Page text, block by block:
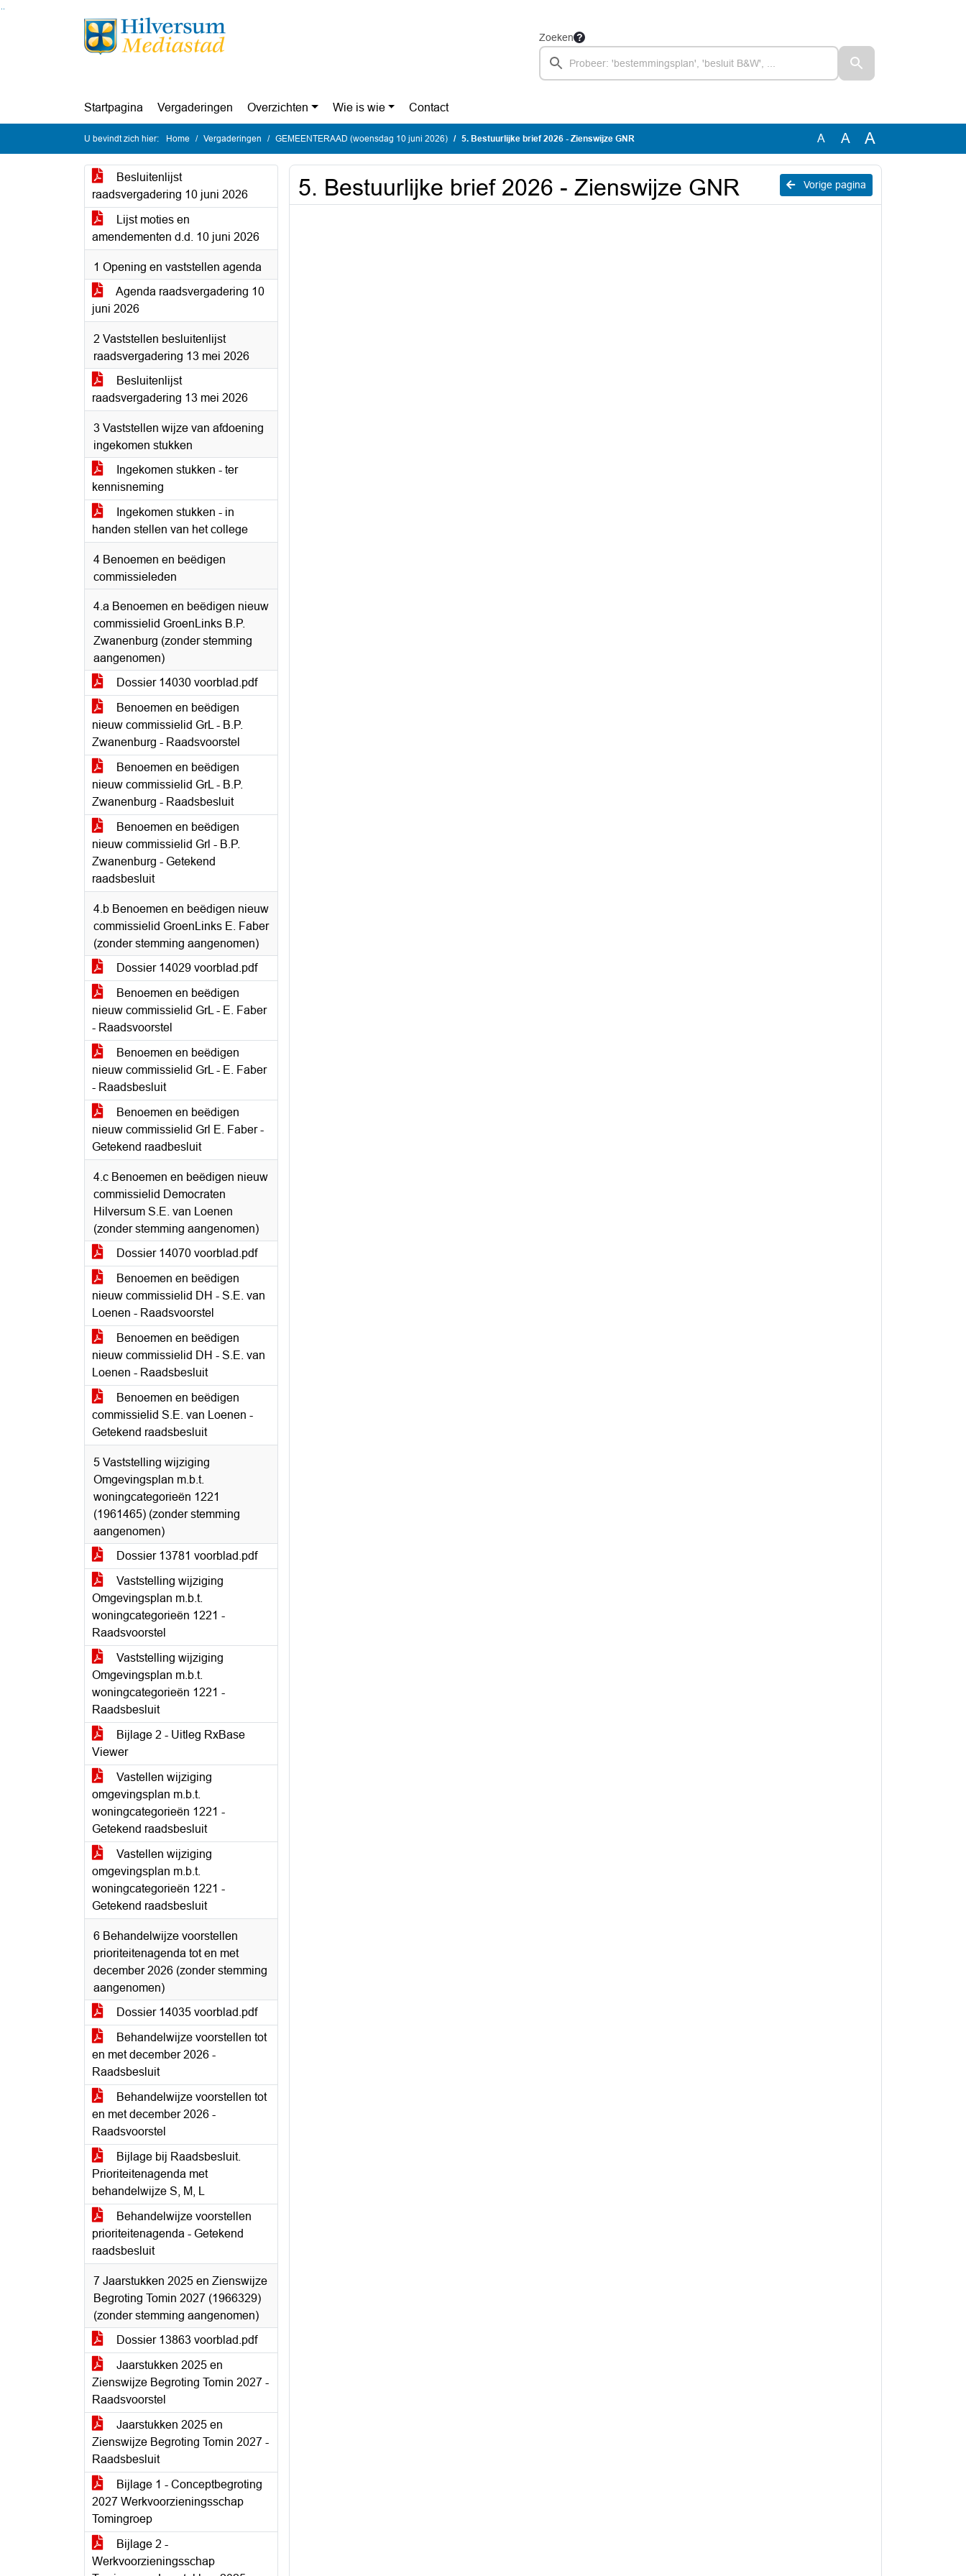
Ga naar de inhoud van deze pagina
Ga naar het zoeken
Ga naar het menu
Zoeken
Startpagina Vergaderingen Overzichten Wie is wie Contact
U bevindt zich hier: Home Vergaderingen GEMEENTERAAD (woensdag 10 juni 2026) 5. Bestuurlijke brief 2026 - Zienswijze GNR A A A
Besluitenlijst
raadsvergadering 10 juni 2026
Lijst moties en
amendementen d.d. 10 juni 2026
1 Opening en vaststellen agenda
Agenda raadsvergadering 10
juni 2026
2 Vaststellen besluitenlijst
raadsvergadering 13 mei 2026
Besluitenlijst
raadsvergadering 13 mei 2026
3 Vaststellen wijze van afdoening
ingekomen stukken
Ingekomen stukken - ter
kennisneming
Ingekomen stukken - in
handen stellen van het college
4 Benoemen en beëdigen
commissieleden
4.a Benoemen en beëdigen nieuw
commissielid GroenLinks B.P.
Zwanenburg (zonder stemming
aangenomen)
Dossier 14030 voorblad.pdf
Benoemen en beëdigen
nieuw commissielid GrL - B.P.
Zwanenburg - Raadsvoorstel
Benoemen en beëdigen
nieuw commissielid GrL - B.P.
Zwanenburg - Raadsbesluit
Benoemen en beëdigen
nieuw commissielid Grl - B.P.
Zwanenburg - Getekend
raadsbesluit
4.b Benoemen en beëdigen nieuw
commissielid GroenLinks E. Faber
(zonder stemming aangenomen)
Dossier 14029 voorblad.pdf
Benoemen en beëdigen
nieuw commissielid GrL - E. Faber
- Raadsvoorstel
Benoemen en beëdigen
nieuw commissielid GrL - E. Faber
- Raadsbesluit
Benoemen en beëdigen
nieuw commissielid Grl E. Faber -
Getekend raadbesluit
4.c Benoemen en beëdigen nieuw
commissielid Democraten
Hilversum S.E. van Loenen
(zonder stemming aangenomen)
Dossier 14070 voorblad.pdf
Benoemen en beëdigen
nieuw commissielid DH - S.E. van
Loenen - Raadsvoorstel
Benoemen en beëdigen
nieuw commissielid DH - S.E. van
Loenen - Raadsbesluit
Benoemen en beëdigen
commissielid S.E. van Loenen -
Getekend raadsbesluit
5 Vaststelling wijziging
Omgevingsplan m.b.t.
woningcategorieën 1221
(1961465) (zonder stemming
aangenomen)
Dossier 13781 voorblad.pdf
Vaststelling wijziging
Omgevingsplan m.b.t.
woningcategorieën 1221 -
Raadsvoorstel
Vaststelling wijziging
Omgevingsplan m.b.t.
woningcategorieën 1221 -
Raadsbesluit
Bijlage 2 - Uitleg RxBase
Viewer
Vastellen wijziging
omgevingsplan m.b.t.
woningcategorieën 1221 -
Getekend raadsbesluit
Vastellen wijziging
omgevingsplan m.b.t.
woningcategorieën 1221 -
Getekend raadsbesluit
6 Behandelwijze voorstellen
prioriteitenagenda tot en met
december 2026 (zonder stemming
aangenomen)
Dossier 14035 voorblad.pdf
Behandelwijze voorstellen tot
en met december 2026 -
Raadsbesluit
Behandelwijze voorstellen tot
en met december 2026 -
Raadsvoorstel
Bijlage bij Raadsbesluit.
Prioriteitenagenda met
behandelwijze S, M, L
Behandelwijze voorstellen
prioriteitenagenda - Getekend
raadsbesluit
7 Jaarstukken 2025 en Zienswijze
Begroting Tomin 2027 (1966329)
(zonder stemming aangenomen)
Dossier 13863 voorblad.pdf
Jaarstukken 2025 en
Zienswijze Begroting Tomin 2027 -
Raadsvoorstel
Jaarstukken 2025 en
Zienswijze Begroting Tomin 2027 -
Raadsbesluit
Bijlage 1 - Conceptbegroting
2027 Werkvoorzieningsschap
Tomingroep
Bijlage 2 -
Werkvoorzieningsschap
Vorige pagina
5. Bestuurlijke brief 2026 - Zienswijze GNR